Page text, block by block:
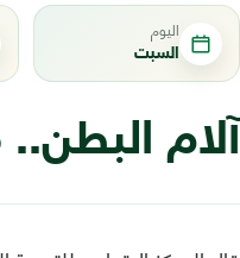
اليوم
السبت
آلام